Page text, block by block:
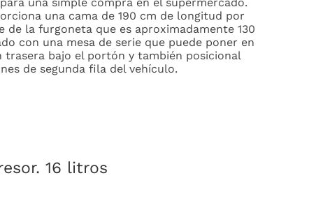
una cama de 190 cm de longitud por
de la furgoneta que es aproximadamente 130
con una mesa de serie que puede poner en
trasera bajo el portón y también posicional
de segunda fila del vehículo.
16 litros